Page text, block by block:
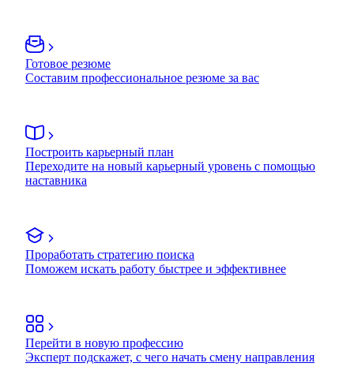
Готовое резюме
Составим профессиональное резюме за вас
Построить карьерный план
Переходите на новый карьерный уровень с помощью
наставника
Проработать стратегию поиска
Поможем искать работу быстрее и эффективнее
Перейти в новую профессию
Эксперт подскажет, с чего начать смену направления